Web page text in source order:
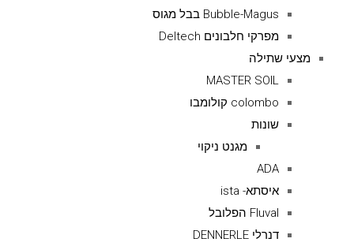
Bubble-Magus בבל מגוס
מפרקי חלבונים Deltech
מצעי שתילה
MASTER SOIL
colombo קולומבו
שונות
מגנט ניקוי
ADA
איסתא- ista
Fluval הפלובל
דנרלי DENNERLE